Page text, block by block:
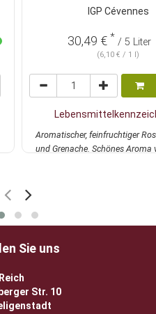
IGP Cévennes
30,49 € * / 5 Liter
(6,10 € / 1 l)
Aromatischer, feinfruchtiger
und Grenache. Schönes Aroma
Sie uns
Str. 10